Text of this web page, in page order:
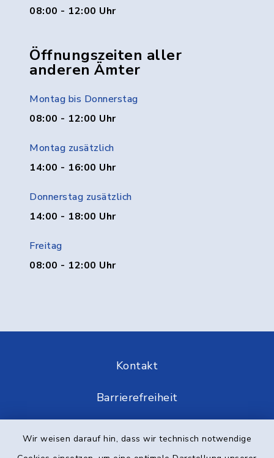
Wir weisen darauf hin, dass wir technisch notwendige
08:00 - 12:00 Uhr
Öffnungszeiten aller
anderen Ämter
Montag bis Donnerstag
08:00 - 12:00 Uhr
Montag zusätzlich
14:00 - 16:00 Uhr
Donnerstag zusätzlich
14:00 - 18:00 Uhr
Freitag
08:00 - 12:00 Uhr
Kontakt
Barrierefreiheit